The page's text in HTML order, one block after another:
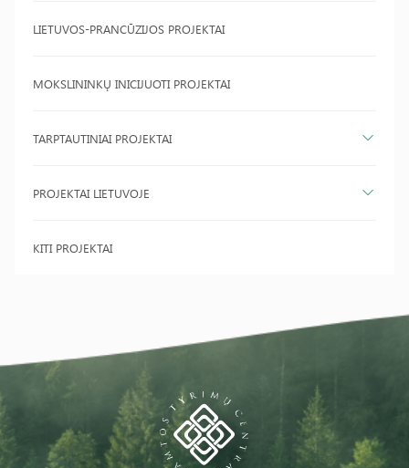
LIETUVOS-PRANCŪZIJOS PROJEKTAI
MOKSLININKŲ INICIJUOTI PROJEKTAI
TARPTAUTINIAI PROJEKTAI
PROJEKTAI LIETUVOJE
KITI PROJEKTAI